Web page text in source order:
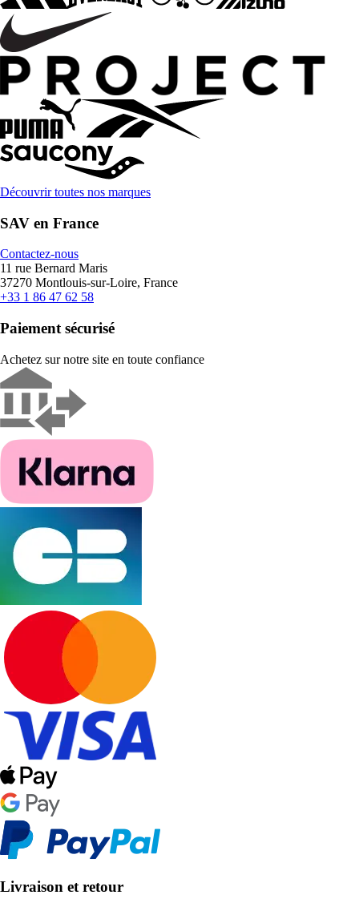
Découvrir toutes nos marques
SAV en France
Contactez-nous
11 rue Bernard Maris
37270 Montlouis-sur-Loire, France
+33 1 86 47 62 58
Paiement sécurisé
Achetez sur notre site en toute confiance
Livraison et retour